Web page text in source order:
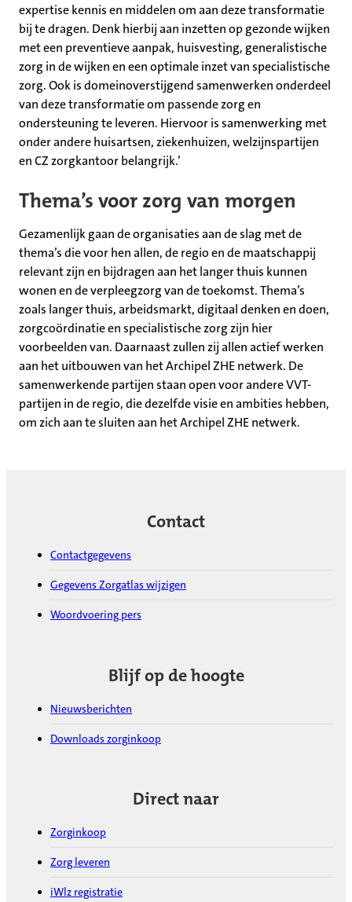
expertise kennis en middelen om aan deze transformatie
bij te dragen. Denk hierbij aan inzetten op gezonde wijken
met een preventieve aanpak, huisvesting, generalistische
zorg in de wijken en een optimale inzet van specialistische
zorg. Ook is domeinoverstijgend samenwerken onderdeel
van deze transformatie om passende zorg en
ondersteuning te leveren. Hiervoor is samenwerking met
onder andere huisartsen, ziekenhuizen, welzijnspartijen
en CZ zorgkantoor belangrijk.’
Thema’s voor zorg van morgen
Gezamenlijk gaan de organisaties aan de slag met de
thema’s die voor hen allen, de regio en de maatschappij
relevant zijn en bijdragen aan het langer thuis kunnen
wonen en de verpleegzorg van de toekomst. Thema’s
zoals langer thuis, arbeidsmarkt, digitaal denken en doen,
zorgcoördinatie en specialistische zorg zijn hier
voorbeelden van. Daarnaast zullen zij allen actief werken
aan het uitbouwen van het Archipel ZHE netwerk. De
samenwerkende partijen staan open voor andere VVT-
partijen in de regio, die dezelfde visie en ambities hebben,
om zich aan te sluiten aan het Archipel ZHE netwerk.
Contact
Contactgegevens
Gegevens Zorgatlas wijzigen
Woordvoering pers
Blijf op de hoogte
Nieuwsberichten
Downloads zorginkoop
Direct naar
Zorginkoop
Zorg leveren
iWlz registratie